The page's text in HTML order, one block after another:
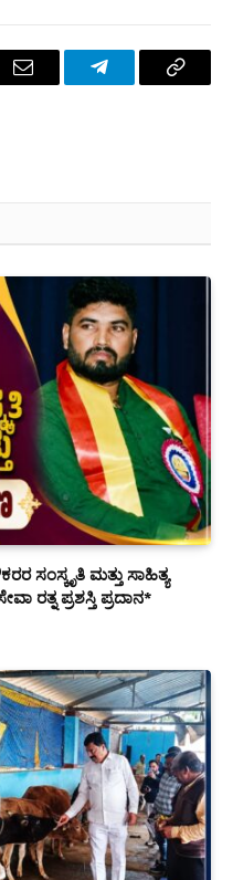
Email TelegramCopy
ಸಂಸ್ಕೃತಿ ಮತ್ತು ಸಾಹಿತ್ಯ
ರತ್ನ ಪ್ರಶಸ್ತಿ ಪ್ರದಾನ*